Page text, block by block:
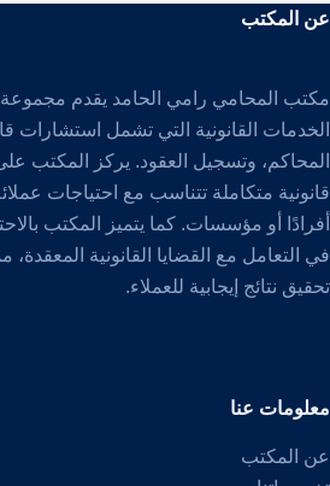
عن المكتب
مكتب المحامي رامي الحامد يقدم
الخدمات القانونية التي تشمل استشارات
المحاكم، وتسجيل العقود. يركز المكتب
قانونية متكاملة تتناسب مع احتياجات
أفرادًا أو مؤسسات. كما يتميز المكتب
في التعامل مع القضايا القانونية
تحقيق نتائج إيجابية للعملاء.
معلومات عنا
عن المكتب